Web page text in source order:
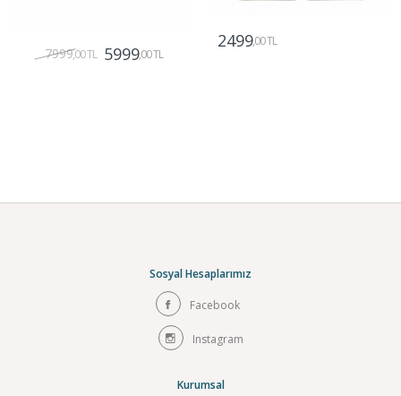
7999,00 TL 5999,00 TL
2499,00 TL
Sosyal Hesaplarımız
Facebook
Instagram
Kurumsal